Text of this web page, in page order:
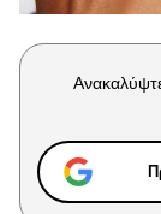
Πρόσωπα
Celebrities
True Stories
Ask the Guru